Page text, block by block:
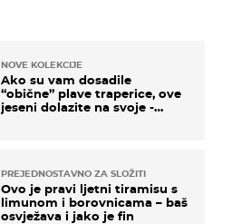
NOVE KOLEKCIJE
Ako su vam dosadile
“obične” plave traperice, ove
jeseni dolazite na svoje -
PREJEDNOSTAVNO ZA SLOŽITI
Ovo je pravi ljetni tiramisu s
limunom i borovnicama – baš
osvježava i jako je fin